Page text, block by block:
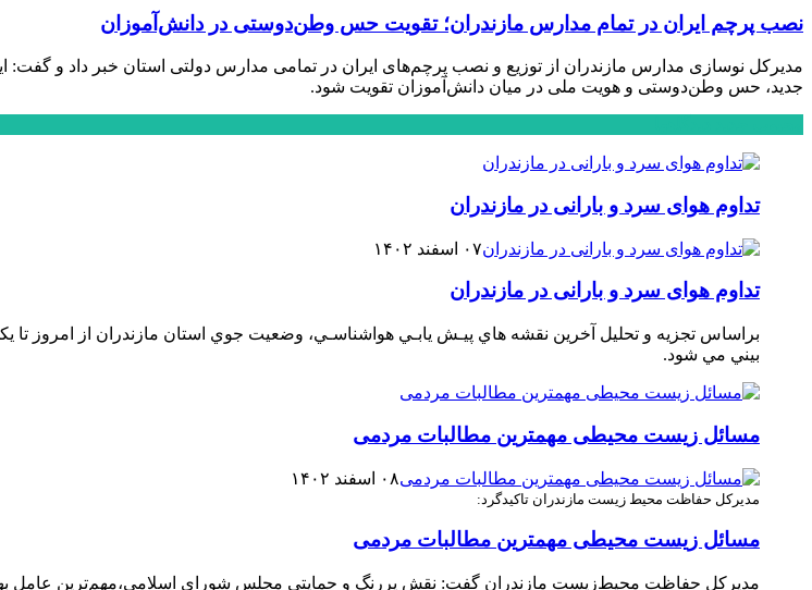
نصب پرچم ایران در تمام مدارس مازندران؛ تقویت حس وطن‌دوستی در دانش‌آموزان
مدیرکل نوسازی مدارس مازندران از توزیع و نصب پرچم‌های ایران در تمامی مدارس دولتی استان خبر داد و گفت:
جدید، حس وطن‌دوستی و هویت ملی در میان دانش‌آموزان تقویت شود.
تداوم هوای سرد و بارانی در مازندران
۰۷ اسفند ۱۴۰۲
تداوم هوای سرد و بارانی در مازندران
‏بيني مي‏ شود.
مسائل زیست محیطی مهمترین مطالبات مردمی
۰۸ اسفند ۱۴۰۲
مدیرکل حفاظت محیط زیست مازندران تاکید‌گرد:
مسائل زیست محیطی مهمترین مطالبات مردمی
مدیرکل حفاظت محیط‌زیست مازندران گفت: نقش پررنگ و حمایتی مجلس شورای اسلامی،مهم‌ترین